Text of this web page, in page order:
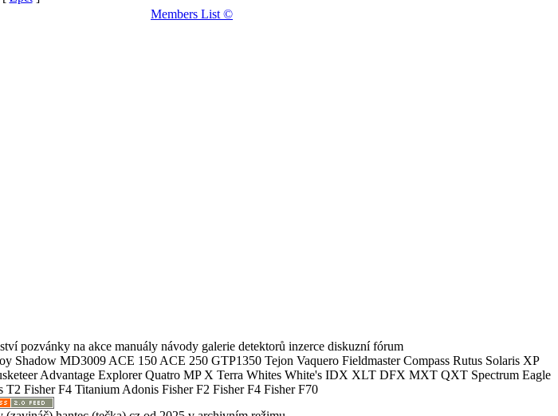
Members List ©
pozvánky na akce manuály návody galerie detektorů inzerce diskuzní fórum
Shadow MD3009 ACE 150 ACE 250 GTP1350 Tejon Vaquero Fieldmaster Compass Rutus Solaris XP
Advantage Explorer Quatro MP X Terra Whites White's IDX XLT DFX MXT QXT Spectrum Eagle
Fisher F4 Titanium Adonis Fisher F2 Fisher F4 Fisher F70